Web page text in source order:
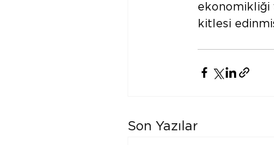
ekonomikliği
kitlesi
Son Yazılar